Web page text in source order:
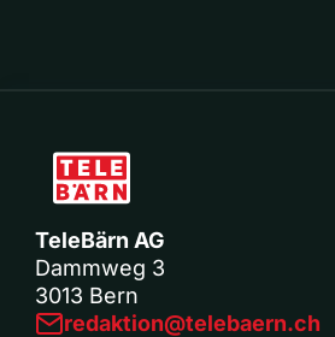
TeleBärn AG
Dammweg 3
3013 Bern
redaktion@telebaern.ch